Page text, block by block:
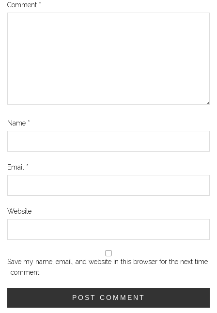
Comment *
Name *
Email *
Website
Save my name, email, and website in this browser for the next time
I comment.